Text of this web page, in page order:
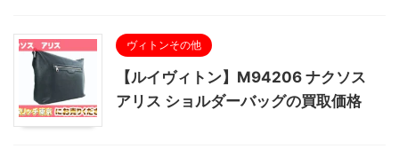
ヴィトンその他
【ルイヴィトン】M94206 ナクソス
アリス ショルダーバッグの買取価格